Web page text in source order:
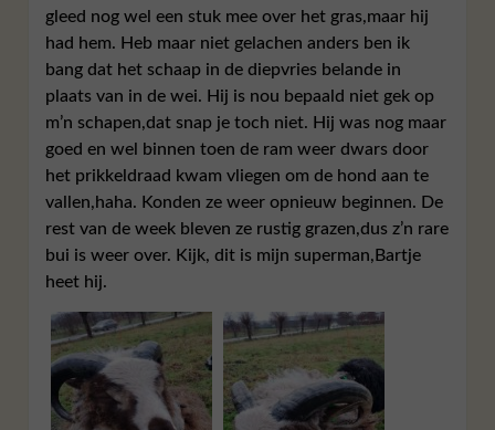
gleed nog wel een stuk mee over het gras,maar hij
had hem. Heb maar niet gelachen anders ben ik
bang dat het schaap in de diepvries belande in
plaats van in de wei. Hij is nou bepaald niet gek op
m’n schapen,dat snap je toch niet. Hij was nog maar
goed en wel binnen toen de ram weer dwars door
het prikkeldraad kwam vliegen om de hond aan te
vallen,haha. Konden ze weer opnieuw beginnen. De
rest van de week bleven ze rustig grazen,dus z’n rare
bui is weer over. Kijk, dit is mijn superman,Bartje
heet hij.